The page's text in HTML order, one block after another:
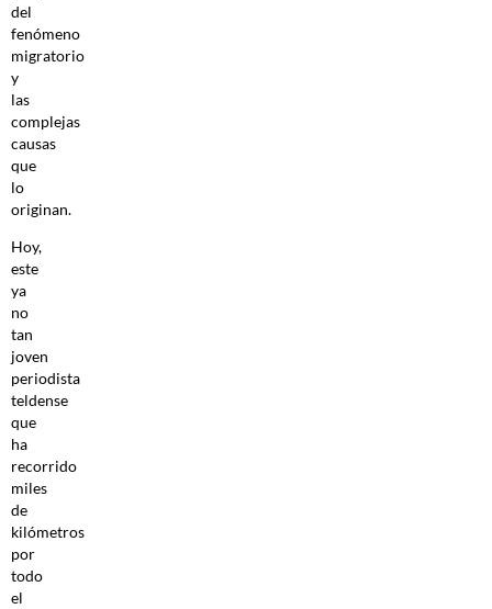
del
fenómeno
migratorio
y
las
complejas
causas
que
lo
originan.
Hoy,
este
ya
no
tan
joven
periodista
teldense
que
ha
recorrido
miles
de
kilómetros
por
todo
el